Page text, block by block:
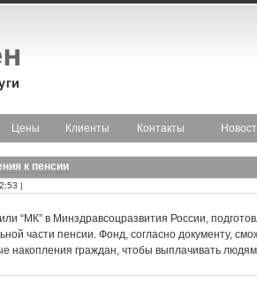
Цены Клиенты Контакты
к пенсии
|
“МК” в Минздравсоцразвития России,
части пенсии. Фонд, согласно документу,
накопления граждан, чтобы выплачивать людям